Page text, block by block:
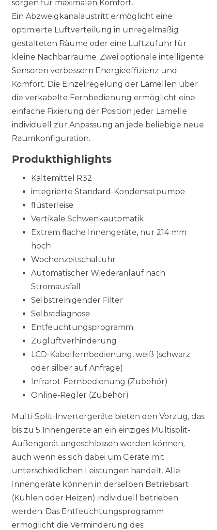
sorgen für maximalen Komfort.
Ein Abzweigkanalaustritt ermöglicht eine
optimierte Luftverteilung in unregelmäßig
gestalteten Räume oder eine Luftzufuhr für
kleine Nachbarräume. Zwei optionale intelligente
Sensoren verbessern Energieeffizienz und
Komfort. Die Einzelregelung der Lamellen über
die verkabelte Fernbedienung ermöglicht eine
einfache Fixierung der Position jeder Lamelle
individuell zur Anpassung an jede beliebige neue
Raumkonfiguration.
Produkthighlights
Kältemittel R32
integrierte Standard-Kondensatpumpe
flüsterleise
Vertikale Schwenkautomatik
Extrem flache Innengeräte, nur 214 mm
hoch
Wochenzeitschaltuhr
Automatischer Wiederanlauf nach
Stromausfall
Selbstreinigender Filter
Selbstdiagnose
Entfeuchtungsprogramm
Zugluftverhinderung
LCD-Kabelfernbedienung, weiß (schwarz
oder silber auf Anfrage)
Infrarot-Fernbedienung (Zubehör)
Online-Regler (Zubehör)
Multi-Split-Invertergeräte bieten den Vorzug, das
bis zu 5 Innengeräte an ein einziges Multisplit-
Außengerät angeschlossen werden können,
auch wenn es sich dabei um Geräte mit
unterschiedlichen Leistungen handelt. Alle
Innengeräte können in derselben Betriebsart
(Kühlen oder Heizen) individuell betrieben
werden. Das Entfeuchtungsprogramm
ermöglicht die Verminderung des